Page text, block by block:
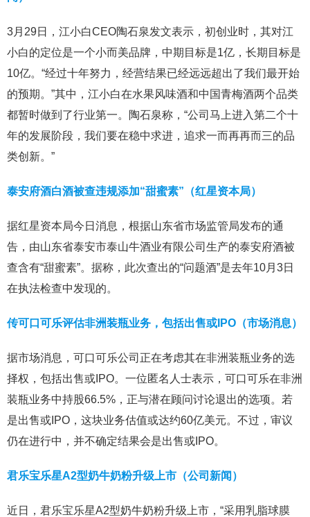
3月29日，江小白CEO陶石泉发文表示，初创业时，其对江
小白的定位是一个小而美品牌，中期目标是1亿，长期目标是
10亿。“经过十年努力，经营结果已经远远超出了我们最开始
的预期。”其中，江小白在水果风味酒和中国青梅酒两个品类
都暂时做到了行业第一。陶石泉称，“公司马上进入第二个十
年的发展阶段，我们要在稳中求进，追求一而再再而三的品
类创新。”
泰安府酒白酒被查违规添加“甜蜜素”（红星资本局）
据红星资本局今日消息，根据山东省市场监管局发布的通
告，由山东省泰安市泰山牛酒业有限公司生产的泰安府酒被
查含有“甜蜜素”。据称，此次查出的“问题酒”是去年10月3日
在执法检查中发现的。
传可口可乐评估非洲装瓶业务，包括出售或IPO（市场消息）
据市场消息，可口可乐公司正在考虑其在非洲装瓶业务的选
择权，包括出售或IPO。一位匿名人士表示，可口可乐在非洲
装瓶业务中持股66.5%，正与潜在顾问讨论退出的选项。若
是出售或IPO，这块业务估值或达约60亿美元。不过，审议
仍在进行中，并不确定结果会是出售或IPO。
君乐宝乐星A2型奶牛奶粉升级上市（公司新闻）
近日，君乐宝乐星A2型奶牛奶粉升级上市，“采用乳脂球膜